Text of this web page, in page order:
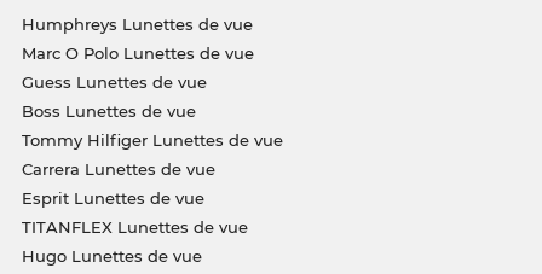
Humphreys Lunettes de vue
Marc O Polo Lunettes de vue
Guess Lunettes de vue
Boss Lunettes de vue
Tommy Hilfiger Lunettes de vue
Carrera Lunettes de vue
Esprit Lunettes de vue
TITANFLEX Lunettes de vue
Hugo Lunettes de vue